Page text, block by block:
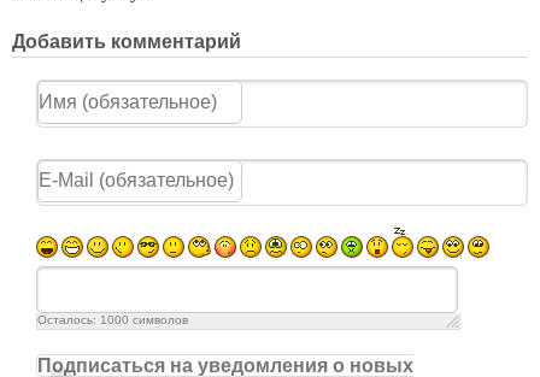
Добавить комментарий
Осталось: 1000 символов
Подписаться на уведомления о новых